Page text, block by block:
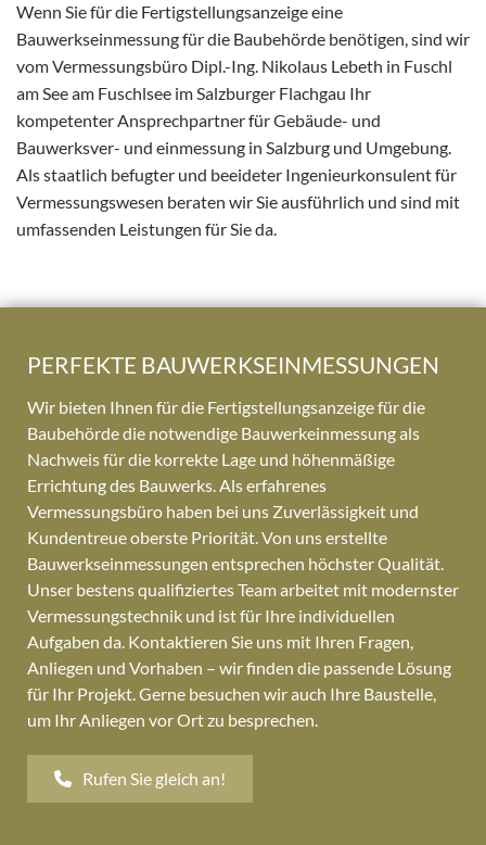
Wenn Sie für die Fertigstellungsanzeige eine
Bauwerkseinmessung für die Baubehörde benötigen, sind wir
vom Vermessungsbüro Dipl.-Ing. Nikolaus Lebeth in Fuschl
am See am Fuschlsee im Salzburger Flachgau Ihr
kompetenter Ansprechpartner für Gebäude- und
Bauwerksver- und einmessung in Salzburg und Umgebung.
Als staatlich befugter und beeideter Ingenieurkonsulent für
Vermessungswesen beraten wir Sie ausführlich und sind mit
umfassenden Leistungen für Sie da.
PERFEKTE BAUWERKSEINMESSUNGEN
Wir bieten Ihnen für die Fertigstellungsanzeige für die
Baubehörde die notwendige Bauwerkeinmessung als
Nachweis für die korrekte Lage und höhenmäßige
Errichtung des Bauwerks. Als erfahrenes
Vermessungsbüro haben bei uns Zuverlässigkeit und
Kundentreue oberste Priorität. Von uns erstellte
Bauwerkseinmessungen entsprechen höchster Qualität.
Unser bestens qualifiziertes Team arbeitet mit modernster
Vermessungstechnik und ist für Ihre individuellen
Aufgaben da. Kontaktieren Sie uns mit Ihren Fragen,
Anliegen und Vorhaben – wir finden die passende Lösung
für Ihr Projekt. Gerne besuchen wir auch Ihre Baustelle,
um Ihr Anliegen vor Ort zu besprechen.
Rufen Sie gleich an!